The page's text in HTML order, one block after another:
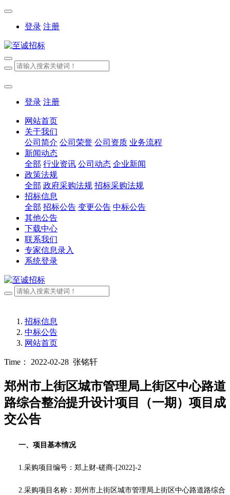
登录 注册
登录 注册
网站首页
关于我们
公司简介 公司荣誉 公司资质 业务流程
新闻动态
全部 行业资讯 公司动态 企业新闻
政策法规
全部 政府采购法规 招标采购法规
招标信息
全部 招标公告 变更公告 中标公告
其他公告
下载中心
联系我们
专家信息录入
系统登录
招标信息
中标公告
网站首页
Time： 2022-02-28 张铭轩
郑州市上街区城市管理局上街区中心路道
路综合整治提升设计项目（一期）项目成
交公告
一、项目基本情况
1.采购项目编号： 郑上财-磋商-[2022]-2
2.采购项目名称： 郑州市上街区城市管理局上街区中心路道路综合